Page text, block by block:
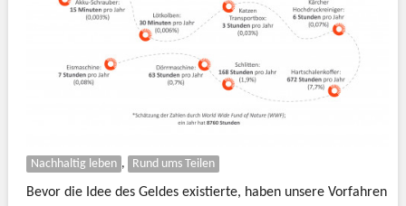
Nachhaltig leben , Rund ums Teilen
Bevor die Idee des Geldes existierte, haben unsere Vorfahren